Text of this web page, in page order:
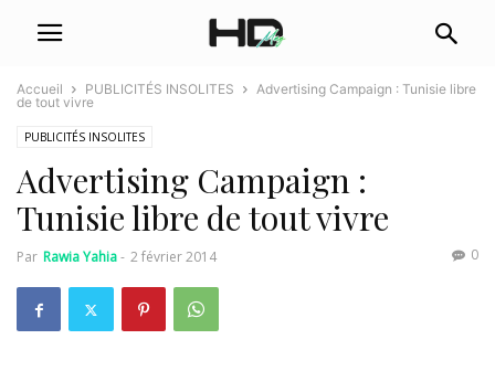
Accueil PUBLICITÉS INSOLITES
Advertising Campaign : Tunisie libre
de tout vivre
PUBLICITÉS INSOLITES
Advertising Campaign :
Tunisie libre de tout vivre
Par Rawia Yahia- 2 février 2014 0